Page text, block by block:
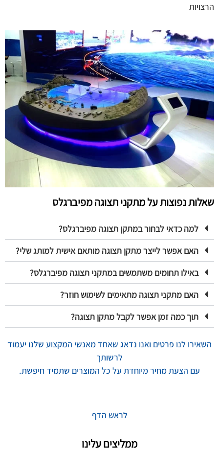
הרצויות
שאלות נפוצות על מתקני תצוגה מפיברגלס
למה כדאי לבחור במתקן תצוגה מפיברגלס?
האם אפשר לייצר מתקן תצוגה מותאם אישית למותג שלי?
באילו תחומים משתמשים במתקני תצוגה מפיברגלס?
האם מתקני תצוגה מתאימים לשימוש חוזר?
תוך כמה זמן אפשר לקבל מתקן תצוגה?
השאירו לנו פרטים ואנו נדאג שאחד מאנשי המקצוע שלנו יעמוד
לרשותך
עם הצעת מחיר מיוחדת על כל המוצרים שתמיד חיפשת.
לראש הדף
ממליצים עלינו